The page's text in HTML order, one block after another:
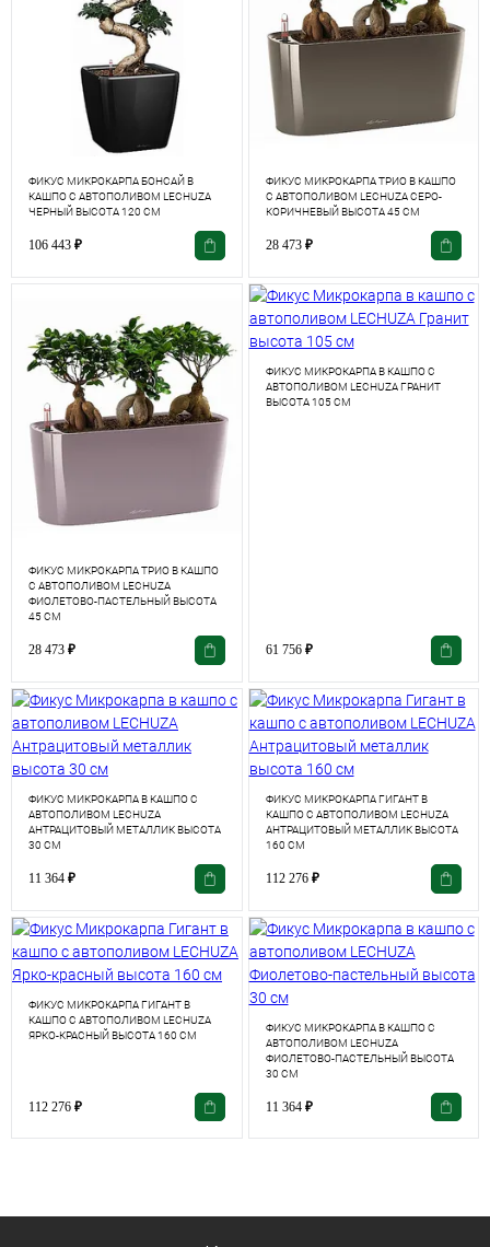
ФИКУС МИКРОКАРПА БОНСАЙ В
КАШПО С АВТОПОЛИВОМ LECHUZA
ЧЕРНЫЙ ВЫСОТА 120 СМ
106 443 ₽
ФИКУС МИКРОКАРПА ТРИО В КАШПО
С АВТОПОЛИВОМ LECHUZA СЕРО-
КОРИЧНЕВЫЙ ВЫСОТА 45 СМ
28 473 ₽
ФИКУС МИКРОКАРПА ТРИО В КАШПО
С АВТОПОЛИВОМ LECHUZA
ФИОЛЕТОВО-ПАСТЕЛЬНЫЙ ВЫСОТА
45 СМ
28 473 ₽
ФИКУС МИКРОКАРПА В КАШПО С
АВТОПОЛИВОМ LECHUZA ГРАНИТ
ВЫСОТА 105 СМ
61 756 ₽
ФИКУС МИКРОКАРПА В КАШПО С
АВТОПОЛИВОМ LECHUZA
АНТРАЦИТОВЫЙ МЕТАЛЛИК ВЫСОТА
30 СМ
11 364 ₽
ФИКУС МИКРОКАРПА ГИГАНТ В
КАШПО С АВТОПОЛИВОМ LECHUZA
АНТРАЦИТОВЫЙ МЕТАЛЛИК ВЫСОТА
160 СМ
112 276 ₽
ФИКУС МИКРОКАРПА ГИГАНТ В
КАШПО С АВТОПОЛИВОМ LECHUZA
ЯРКО-КРАСНЫЙ ВЫСОТА 160 СМ
112 276 ₽
ФИКУС МИКРОКАРПА В КАШПО С
АВТОПОЛИВОМ LECHUZA
ФИОЛЕТОВО-ПАСТЕЛЬНЫЙ ВЫСОТА
30 СМ
11 364 ₽